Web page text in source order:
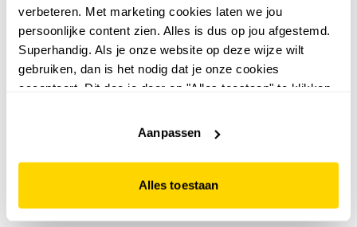
verbeteren. Met marketing cookies laten we jou
persoonlijke content zien. Alles is dus op jou afgestemd.
Superhandig. Als je onze website op deze wijze wilt
gebruiken, dan is het nodig dat je onze cookies
accepteert. Dit doe je door op "Alles toestaan" te klikken.
website niet optimaal functioneert.
Aanpassen
Alles toestaan